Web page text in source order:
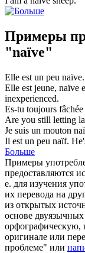
Примеры
"naïve"
Elle est un peu naïve.
Elle est jeune, naïve
inexperienced.
Es-tu toujours
Are you still letting
Je suis un mouton
Il est un peu naïf.
Больше
Примеры
предоставляются
е. для изучения
их перевода на
из открытых
основе
оригинале или
проблеме" или